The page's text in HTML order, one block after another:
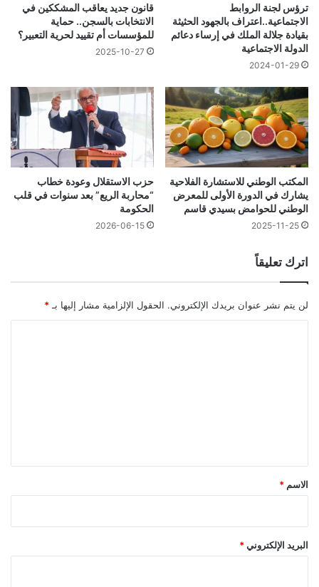
ترؤس لجنة الروابط
الاجتماعية..اعتراف بالجهود الحثيثة
بقيادة جلالة الملك في إرساء دعائم
الدولة الاجتماعية
2024-01-29
قانون جديد يعاقب المشككين في
الانتخابات بالسجن.. حماية
للمؤسسات أم تقييد لحرية التعبير؟
2025-10-27
المكتب الوطني للاستشارة الفلاحية
يشارك في الدورة الأولى للمعرض
الوطني للحوامض بسيدي قاسم
2025-11-25
حزب الاستقلال وعودة خطاب
“محاربة الريع” بعد سنوات في قلب
الحكومة
2026-06-15
اترك تعليقاً
لن يتم نشر عنوان بريدك الإلكتروني. الحقول الإلزامية مشار إليها بـ *
*
الاسم *
البريد الإلكتروني *